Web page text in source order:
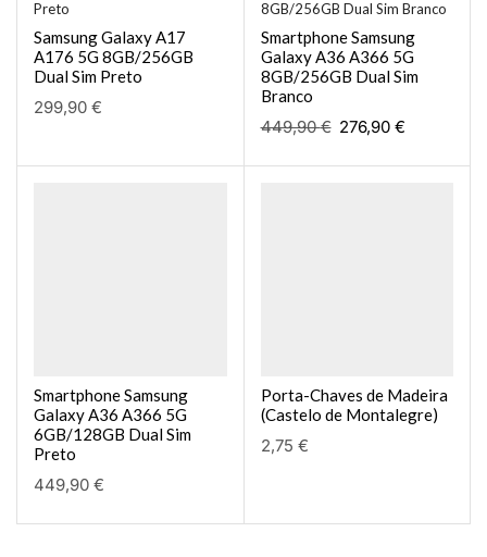
Samsung Galaxy A17
A176 5G 8GB/256GB
Dual Sim Preto
299,90 €
Smartphone Samsung
Galaxy A36 A366 5G
8GB/256GB Dual Sim
Branco
449,90€ 276,90 €
Smartphone Samsung
Galaxy A36 A366 5G
6GB/128GB Dual Sim
Preto
449,90 €
Porta-Chaves de Madeira
(Castelo de Montalegre)
2,75 €